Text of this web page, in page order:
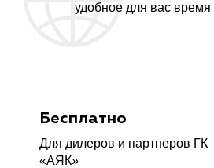
удобное для вас время
Бесплатно
Для дилеров и партнеров ГК
«АЯК»